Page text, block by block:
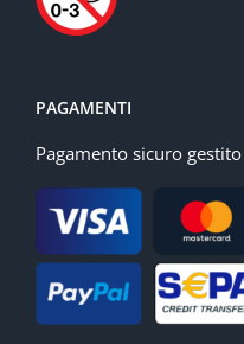
PAGAMENTI
Pagamento sicuro